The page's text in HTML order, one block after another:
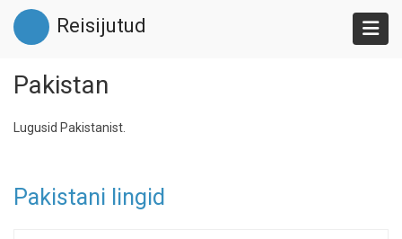
Liigu
edasi
põhisisu
Reisijutud
Pakistan
Lugusid Pakistanist.
Pakistani lingid